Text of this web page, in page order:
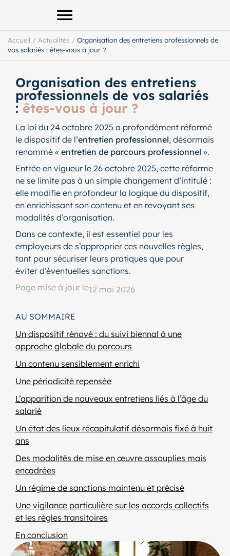
Afficher le menu principal
Accueil / Actualités / Organisation des entretiens professionnels de
vos salariés : êtes-vous à jour ?
Organisation des entretiens
professionnels de vos salariés
: êtes-vous à jour ?
La loi du 24 octobre 2025 a profondément réformé
le dispositif de l’entretien professionnel, désormais
renommé « entretien de parcours professionnel ».
Entrée en vigueur le 26 octobre 2025, cette réforme
ne se limite pas à un simple changement d’intitulé :
elle modifie en profondeur la logique du dispositif,
en enrichissant son contenu et en revoyant ses
modalités d’organisation.
Dans ce contexte, il est essentiel pour les
employeurs de s’approprier ces nouvelles règles,
tant pour sécuriser leurs pratiques que pour
éviter d’éventuelles sanctions.
Page mise à jour le12 mai 2026
AU SOMMAIRE
Un dispositif rénové : du suivi biennal à une
approche globale du parcours
Un contenu sensiblement enrichi
Une périodicité repensée
L’apparition de nouveaux entretiens liés à l’âge du
salarié
Un état des lieux récapitulatif désormais fixé à huit
ans
Des modalités de mise en œuvre assouplies mais
encadrées
Un régime de sanctions maintenu et précisé
Une vigilance particulière sur les accords collectifs
et les règles transitoires
En conclusion